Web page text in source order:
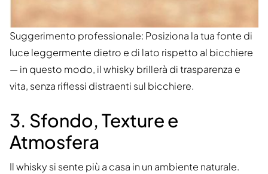
Suggerimento professionale: Posiziona la tua fonte di
luce leggermente dietro e di lato rispetto al bicchiere
— in questo modo, il whisky brillerà di trasparenza e
vita, senza riflessi distraenti sul bicchiere.
3. Sfondo, Texture e
Atmosfera
Il whisky si sente più a casa in un ambiente naturale.